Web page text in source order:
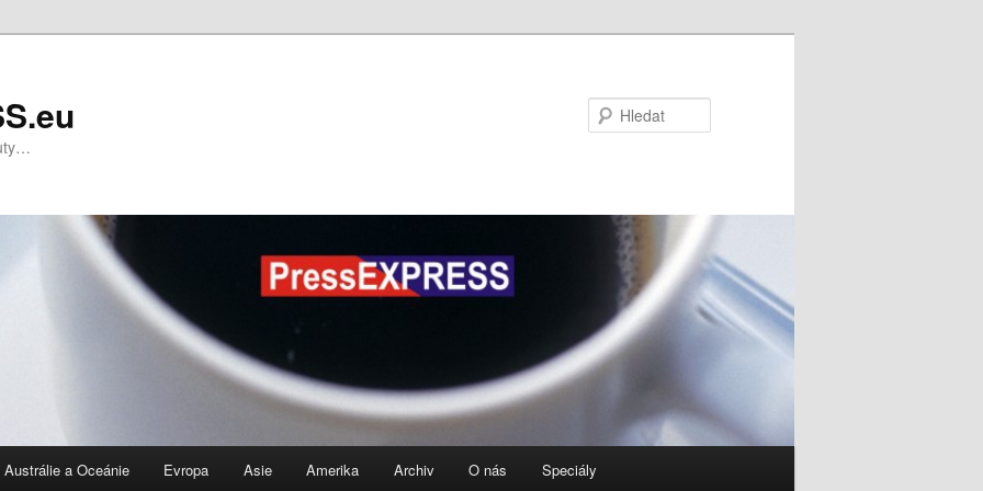
Austrálie a Oceánie Evropa Asie Amerika Archiv O nás Speciály